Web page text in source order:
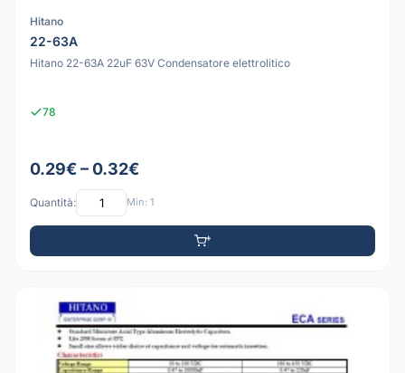
Hitano
22-63A
Hitano 22-63A 22uF 63V Condensatore elettrolitico
78
0.29€ – 0.32€
Quantità: Min: 1